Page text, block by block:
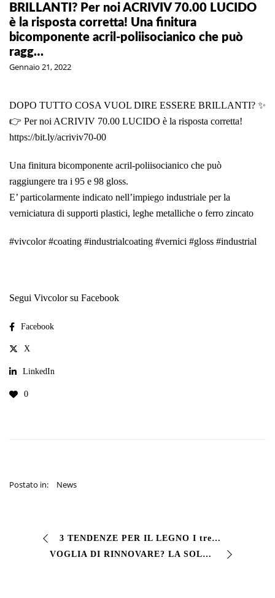
BRILLANTI? Per noi ACRIVIV 70.00 LUCIDO
è la risposta corretta! Una finitura
bicomponente acril-poliisocianico che può
ragg…
Gennaio 21, 2022
DOPO TUTTO COSA VUOL DIRE ESSERE BRILLANTI? ✨
👉 Per noi ACRIVIV 70.00 LUCIDO è la risposta corretta!
https://bit.ly/acriviv70-00
Una finitura bicomponente acril-poliisocianico che può
raggiungere tra i 95 e 98 gloss.
E’ particolarmente indicato nell’impiego industriale per la
verniciatura di supporti plastici, leghe metalliche o ferro zincato
#vivcolor #coating #industrialcoating #vernici #gloss #industrial
Segui Vivcolor su Facebook
Facebook
X
LinkedIn
0
Postato in: News
3 TENDENZE PER IL LEGNO I trend di #interior design del #2022 si ispirano alla natura, alla ricerca di benessere e a colori intensi e riposanti. Importante qui…
VOGLIA DI RINNOVARE? LA SOLUZIONE E’ VIVSINT® #Smalto sintetico a pennello per #ferro e #legno. Con un ampia gamma colori, Vivsint è una pittura di finitura si…